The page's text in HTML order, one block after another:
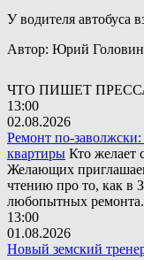
У водителя автобуса
Автор: Юрий Головин
ЧТО ПИШЕТ
13:00
02.08.2026
Ремонт по-
квартиры Кто желает
Желающих
чтению про то, как в
любопытных ремонта.
13:00
01.08.2026
Новый земский